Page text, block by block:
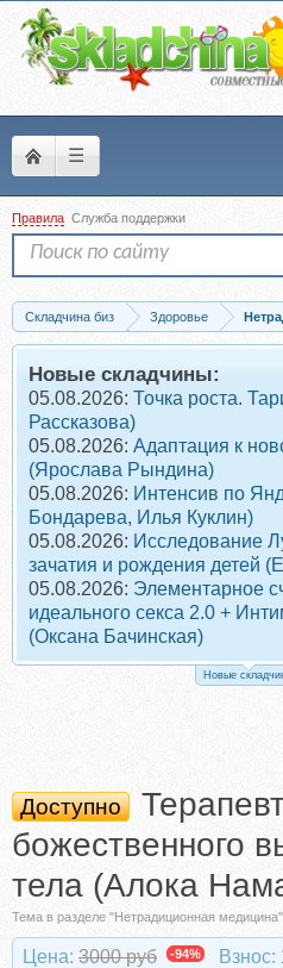
☰
Правила Служба поддержки
Складчина биз Здоровье
Скачать Терапевт божественного
Новые складчины:
05.08.2026: Точка роста.
Рассказова)
05.08.2026: Адаптация к
(Ярослава Рындина)
05.08.2026: Интенсив по
Бондарева, Илья Куклин)
05.08.2026: Исследование
зачатия и рождения детей
05.08.2026: Элементарное
идеального секса 2.0 +
(Оксана Бачинская)
Новые
Доступно
божественного
тела (Алока
Тема в разделе "Нетрадиционная медицина"
Цена: 3000 руб -94% Взнос: